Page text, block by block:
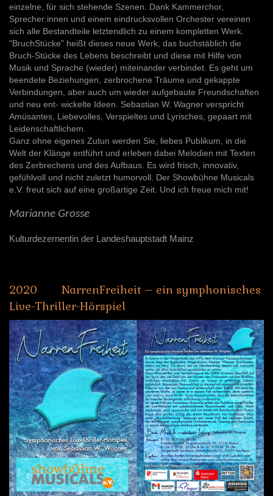
einzelne, für sich stehende Szenen. Dank Kammerchor,
Sprecher:innen und einem eindrucksvollen Orchester vereinen
sich alle Bestandteile letztendlich zu einem kompletten Werk.
"BruchStücke" heißt dieses neue Werk, das buchstäblich die
Bruch-Stücke des Lebens beschreibt und diese mit Hilfe von
Musik und Sprache (wieder) miteinander verbindet. Es geht um
beendete Beziehungen, zerbrochene Träume und gekappte
Verbindungen, aber auch um wieder aufgebaute Freundschaften
und neu ent- wickelte Ideen. Sebastian W. Wagner verspricht
Amüsantes, Liebevolles, Verspieltes und Lyrisches, gepaart mit
Leidenschaftlichem.
Ganz ohne eigenes Zutun werden Sie, liebes Publikum, in die
Welt der Klänge entführt und erleben dabei Melodien mit Texten
des Zerbrechens und des Aufbaus. Es wird frisch, innovativ,
gefühlvoll und nicht zuletzt humorvoll. Der Showbühne Musicals
e.V. freut sich auf eine großartige Zeit. Und ich freue mich mit!
Marianne Grosse
Kulturdezernentin der Landeshauptstadt Mainz
2020 NarrenFreiheit – ein symphonisches
Live-Thriller-Hörspiel